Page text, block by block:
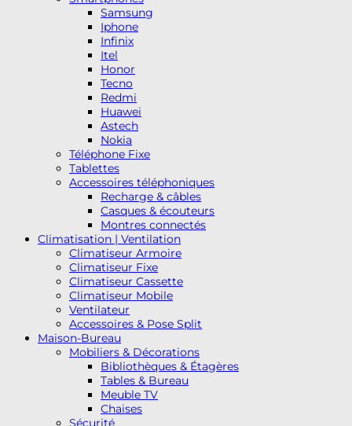
Samsung
Iphone
Infinix
Itel
Honor
Tecno
Redmi
Huawei
Astech
Nokia
Téléphone Fixe
Tablettes
Accessoires téléphoniques
Recharge & câbles
Casques & écouteurs
Montres connectés
Climatisation | Ventilation
Climatiseur Armoire
Climatiseur Fixe
Climatiseur Cassette
Climatiseur Mobile
Ventilateur
Accessoires & Pose Split
Maison-Bureau
Mobiliers & Décorations
Bibliothèques & Étagères
Tables & Bureau
Meuble TV
Chaises
Sécurité